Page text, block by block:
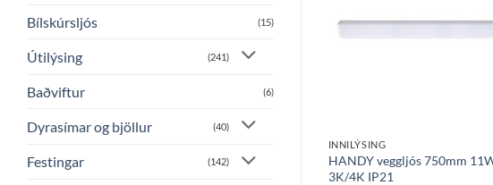
Bílskúrsljós (15)
Útilýsing (241)
Baðviftur (6)
Dyrasímar og bjöllur (40)
Festingar (142)
INNILÝSING
HANDY veggljós 750mm
3K/4K IP21
14W Snyrtispegill LED 4W hvítur